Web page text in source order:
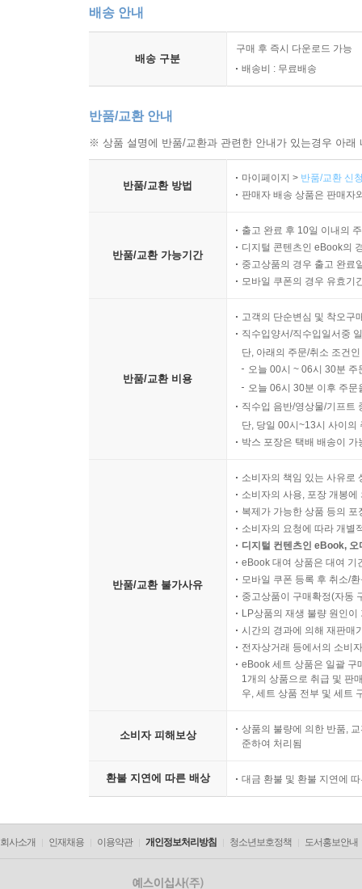
배송 안내
배송 구분
구매 후 즉시 다운로드 가능
배송비 : 무료배송
반품/교환 안내
※ 상품 설명에 반품/교환과 관련한 안내가 있는경우 아
반품/교환 방법
마이페이지 > 반품/교환 신
판매자 배송 상품은 판매자
반품/교환 가능기간
출고 완료 후 10일 이내의
디지털 콘텐츠인 eBook의
중고상품의 경우 출고 완료
모바일 쿠폰의 경우 유효기
반품/교환 비용
고객의 단순변심 및 착오구
직수입양서/직수입일서중
단, 아래의 주문/취소 조건
오늘 00시 ~ 06시 30분
오늘 06시 30분 이후 주
직수입 음반/영상물/기프트
단, 당일 00시~13시 사이의
박스 포장은 택배 배송이
반품/교환 불가사유
소비자의 책임 있는 사유로
소비자의 사용, 포장 개봉
복제가 가능한 상품 등의
소비자의 요청에 따라 개별
디지털 컨텐츠인 eBook,
eBook 대여 상품은 대여 기
모바일 쿠폰 등록 후 취소/
중고상품이 구매확정(자동
LP상품의 재생 불량 원인
시간의 경과에 의해 재판매
전자상거래 등에서의 소비
eBook 세트 상품은 일괄 구
1개의 상품으로 취급 및 판
우, 세트 상품 전부 및 세트
소비자 피해보상
상품의 불량에 의한 반품,
준하여 처리됨
환불 지연에 따른 배상 대금 환불 및 환불 지연에
회사소개 인재채용 이용약관 개인정보처리방침 청소년보호정책 도서홍보안내